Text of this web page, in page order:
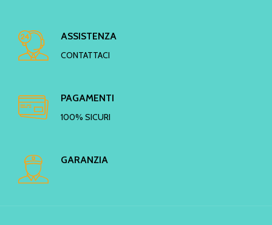
ASSISTENZA
CONTATTACI
PAGAMENTI
100% SICURI
GARANZIA